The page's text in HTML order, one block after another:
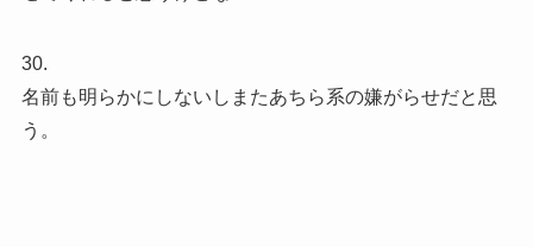
30.
名前も明らかにしないしまたあちら系の嫌がらせだと思
う。